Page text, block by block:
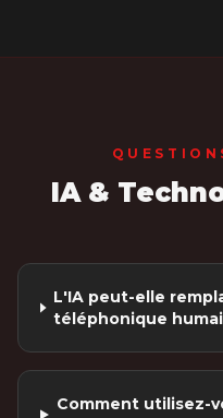
IA &
L'IA peut-elle
téléphonique
Comment utilisez-